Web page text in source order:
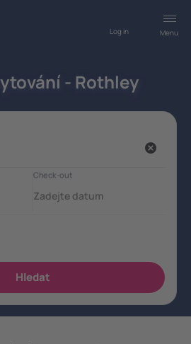
Menu
Log in
- Rothley